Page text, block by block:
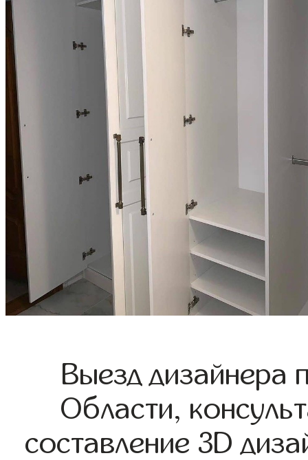
Выезд дизайнера
Области,
составление 3D